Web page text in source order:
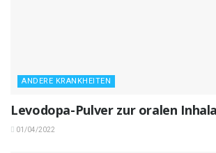
ANDERE KRANKHEITEN
Levodopa-Pulver zur oralen
01/04/2022